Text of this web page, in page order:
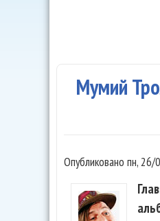
Мумий
Опубликовано пн, 26/